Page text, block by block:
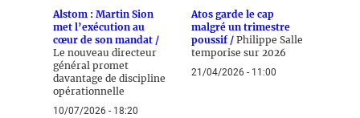
Alstom : Martin Sion
met l’exécution au
cœur de son mandat /
Le nouveau directeur
général promet
davantage de discipline
opérationnelle
10/07/2026 - 18:20
Atos garde le cap
malgré un trimestre
poussif / Philippe Salle
temporise sur 2026
21/04/2026 - 11:00